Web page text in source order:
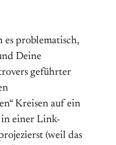
es problematisch,
Deine
geführter
Kreisen auf ein
einer Link-
(weil das